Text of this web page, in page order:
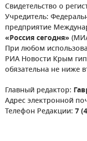
Свидетельство о
Учредитель:
предприятие
«Россия сегодня»
При любом
РИА Новости Крым
обязательна не ниже
Главный редактор:
Адрес электронной
Телефон Редакции: 7